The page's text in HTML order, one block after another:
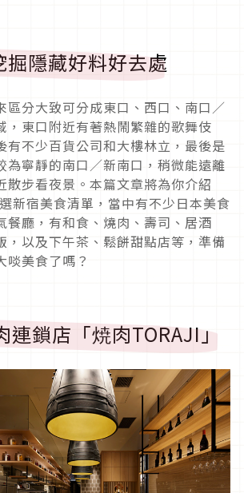
掘隱藏好料好去處
區分大致可分成東口、西口、南口／
，東口附近有著熱鬧繁雜的歌舞伎
有不少百貨公司和大樓林立，最後是
為寧靜的南口／新南口，稍微能遠離
散步看夜景。本篇文章將為你介紹
新宿美食清單，當中有不少日本美食
餐廳，有和食、燒肉、壽司、居酒
，以及下午茶、鬆餅甜點店等，準備
啖美食了嗎？
連鎖店「焼肉TORAJI」